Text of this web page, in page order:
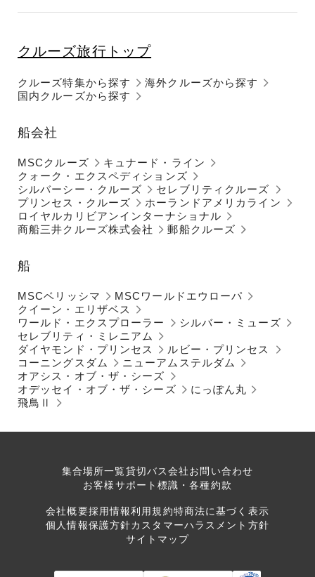
クルーズ旅行トップ
クルーズ特集から探す
国内クルーズから探す
海外クルーズから探す
船会社
MSCクルーズ
キュナード・ライン
クォーク・エクスペディションズ
シルバーシー・クルーズ
セレブリティクルーズ
プリンセス・クルーズ
ホーランドアメリカライン
ロイヤルカリビアンインターナショナル
商船三井クルーズ株式会社
郵船クルーズ
船
MSCベリッシマ
MSCワールドエウローパ
クイーン・エリザベス
ワールド・エクスプローラー
シルバー・ミューズ
セレブリティ・ミレニアム
ダイヤモンド・プリンセス
ルビー・プリンセス
コーニングスダム
ニューアムステルダム
オアシス・オブ・ザ・シーズ
オデッセイ・オブ・ザ・シーズ
にっぽん丸
飛鳥Ⅱ
集合場所一覧貸切バス会社お問い合わせ
お客様サポート 標識・各種約款
会社概要採用情報利用規約特商法に基づく表示
個人情報保護方針カスタマーハラスメント方針
サイトマップ